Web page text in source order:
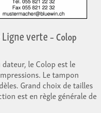
verte– Colop
le Colop est le
Le tampon
Grand choix de tailles
est en règle générale de